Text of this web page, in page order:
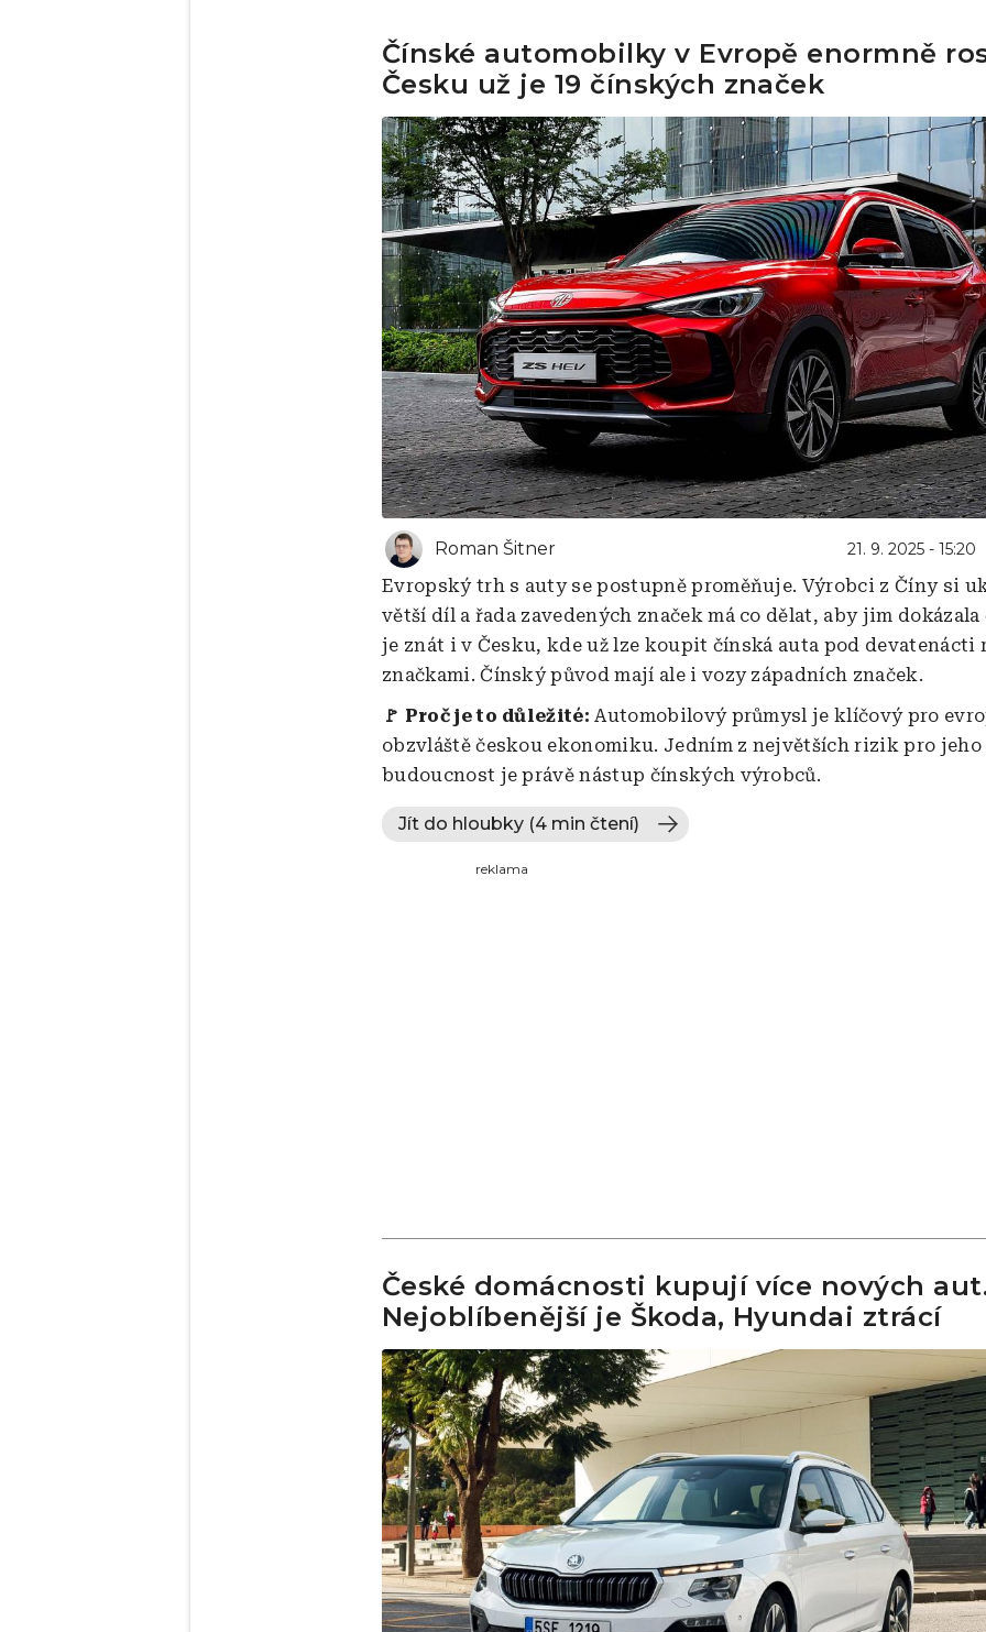
Čínské automobilky v Evropě enormně
Česku už je 19 čínských značek
Roman Šitner 21. 9. 2025 - 15:20
Evropský trh s auty se postupně proměňuje. Výrobci z Číny si
větší díl a řada zavedených značek má co dělat, aby jim
je znát i v Česku, kde už lze koupit čínská auta pod devatenácti
značkami. Čínský původ mají ale i vozy západních značek.
🚩 Proč je to důležité: Automobilový průmysl je klíčový pro
obzvláště českou ekonomiku. Jedním z největších rizik pro jeho
budoucnost je právě nástup čínských výrobců.
Jít do hloubky (4 min čtení)
reklama
České domácnosti kupují více nových
Nejoblíbenější je Škoda, Hyundai ztrácí